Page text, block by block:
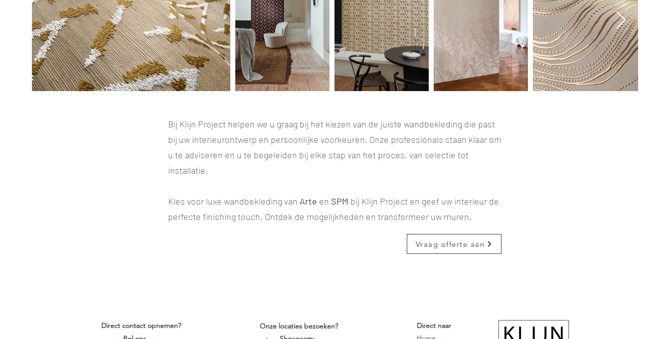
Bij Klijn Project helpen we u graag bij het kiezen van de juiste wandbekleding die past
bij uw interieurontwerp en persoonlijke voorkeuren. Onze professionals staan klaar om
u te adviseren en u te begeleiden bij elke stap van het proces, van selectie tot
installatie.
Kies voor luxe wandbekleding van Arte en SPM bij Klijn Project en geef uw interieur de
perfecte finishing touch. Ontdek de mogelijkheden en transformeer uw muren.
Vraag offerte aan
Direct contact opnemen?
Onze locaties bezoeken?
Direct naar